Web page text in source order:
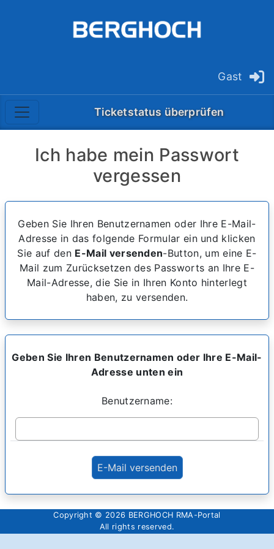
Gast
Ticketstatus überprüfen
Ich habe mein Passwort
vergessen
Geben Sie Ihren Benutzernamen oder Ihre E-Mail-
Adresse in das folgende Formular ein und klicken
Sie auf den E-Mail versenden-Button, um eine E-
Mail zum Zurücksetzen des Passworts an Ihre E-
Mail-Adresse, die Sie in Ihren Konto hinterlegt
haben, zu versenden.
Geben Sie Ihren Benutzernamen oder Ihre E-Mail-
Adresse unten ein
Benutzername:
Copyright © 2026 BERGHOCH RMA-Portal
All rights reserved.